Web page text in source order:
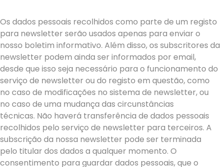
Os dados pessoais recolhidos como parte de um registo
para newsletter serão usados apenas para enviar o
nosso boletim informativo. Além disso, os subscritores da
newsletter podem ainda ser informados por email,
desde que isso seja necessário para o funcionamento do
serviço de newsletter ou do registo em questão, como
no caso de modificações no sistema de newsletter, ou
no caso de uma mudança das circunstâncias
técnicas. Não haverá transferência de dados pessoais
recolhidos pelo serviço de newsletter para terceiros. A
subscrição da nossa newsletter pode ser terminada
pelo titular dos dados a qualquer momento. O
consentimento para guardar dados pessoais, que o